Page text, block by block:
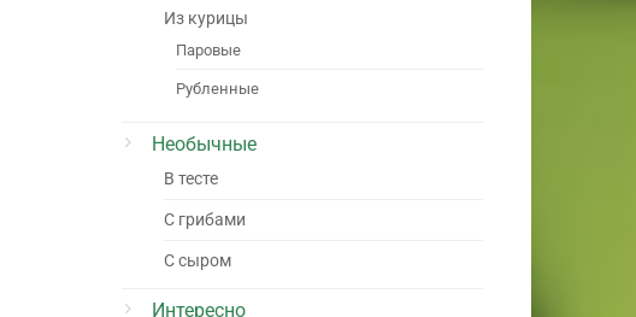
Из курицы
Паровые
Рубленные
Необычные
В тесте
С грибами
С сыром
Интересно